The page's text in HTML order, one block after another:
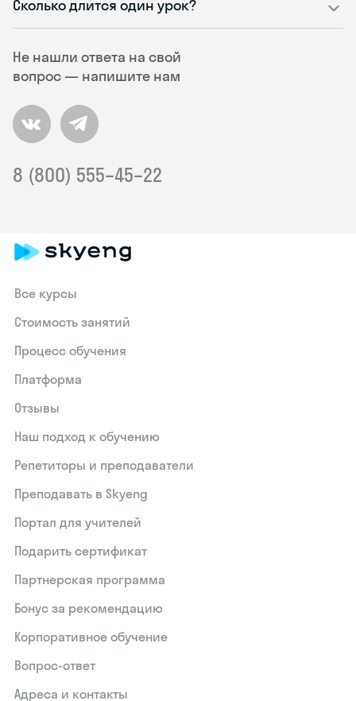
Не нашли ответа на свой
вопрос — напишите нам
8 (800) 555–45–22
Сколько длится один урок?
Все курсы
Стоимость занятий
Процесс обучения
Платформа
Отзывы
Наш подход к обучению
Репетиторы и преподаватели
Преподавать в Skyeng
Портал для учителей
Подарить сертификат
Партнерская программа
Бонус за рекомендацию
Корпоративное обучение
Вопрос-ответ
Адреса и контакты